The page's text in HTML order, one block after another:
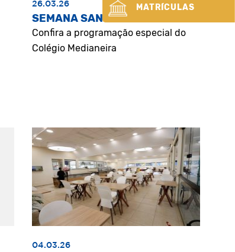
26.03.26
SEMANA SANTA
Confira a programação especial do
Colégio Medianeira
04.03.26
MATRÍCULAS